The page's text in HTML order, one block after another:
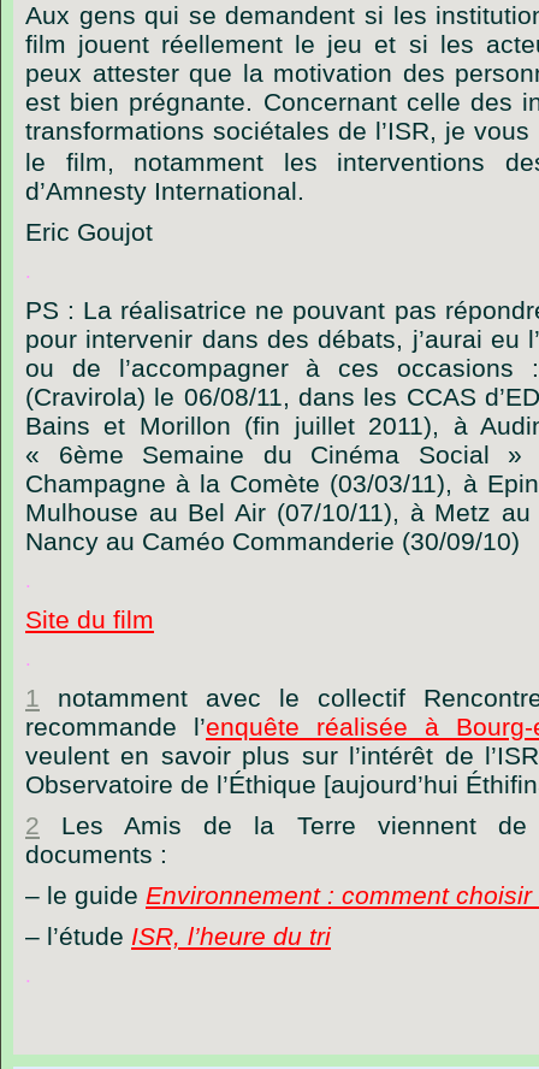
Aux gens qui se demandent si les
film jouent réellement le jeu et si les
peux attester que la motivation des
est bien prégnante. Concernant celle des
transformations sociétales de l’ISR, je
le film, notamment les interventions
d’Amnesty International.
Eric Goujot
.
PS : La réalisatrice ne pouvant pas
pour intervenir dans des débats, j’aurai eu
ou de l’accompagner à ces
(Cravirola) le 06/08/11, dans les CCAS
Bains et Morillon (fin juillet 2011), à
« 6ème Semaine du Cinéma Social »
Champagne à la Comète (03/03/11), à
Mulhouse au Bel Air (07/10/11), à Metz
Nancy au Caméo Commanderie (30/09/10)
.
Site du film
.
1 notamment avec le collectif
recommande l’enquête réalisée à Bourg-
veulent en savoir plus sur l’intérêt de
Observatoire de l’Éthique [aujourd’hui
2 Les Amis de la Terre viennent de
documents :
– le guide Environnement : comment
– l’étude ISR, l’heure du tri
.